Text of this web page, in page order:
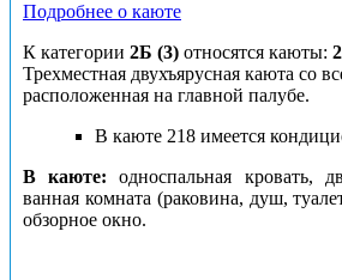
Подробнее о каюте
К категории 2Б (3) относятся каюты:
Трехместная двухъярусная каюта со
расположенная на главной палубе.
В каюте 218 имеется
В каюте: односпальная кровать,
ванная комната (раковина, душ,
обзорное окно.